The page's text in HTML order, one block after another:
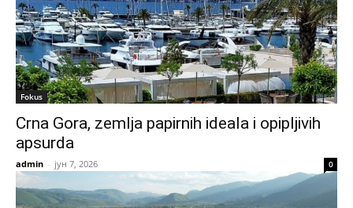
Fokus
Crna Gora, zemlja papirnih ideala i opipljivih
apsurda
admin - јун 7, 2026 0